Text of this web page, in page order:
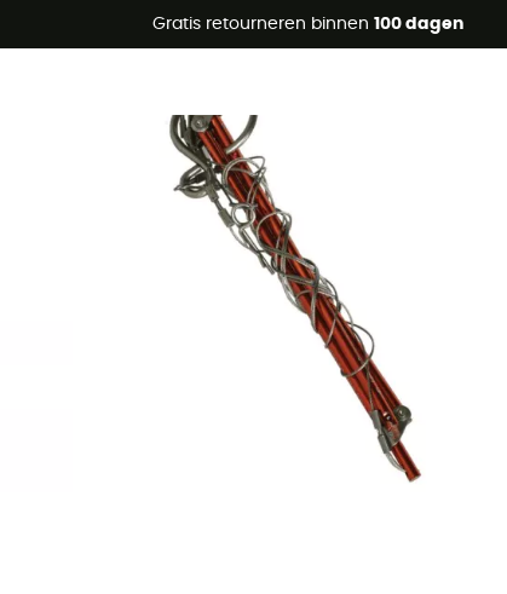
Gratis retourneren binnen 100 dagen
Zomeraanbiedingen 🔥 -5% EXTRA vanaf 2 producten* met